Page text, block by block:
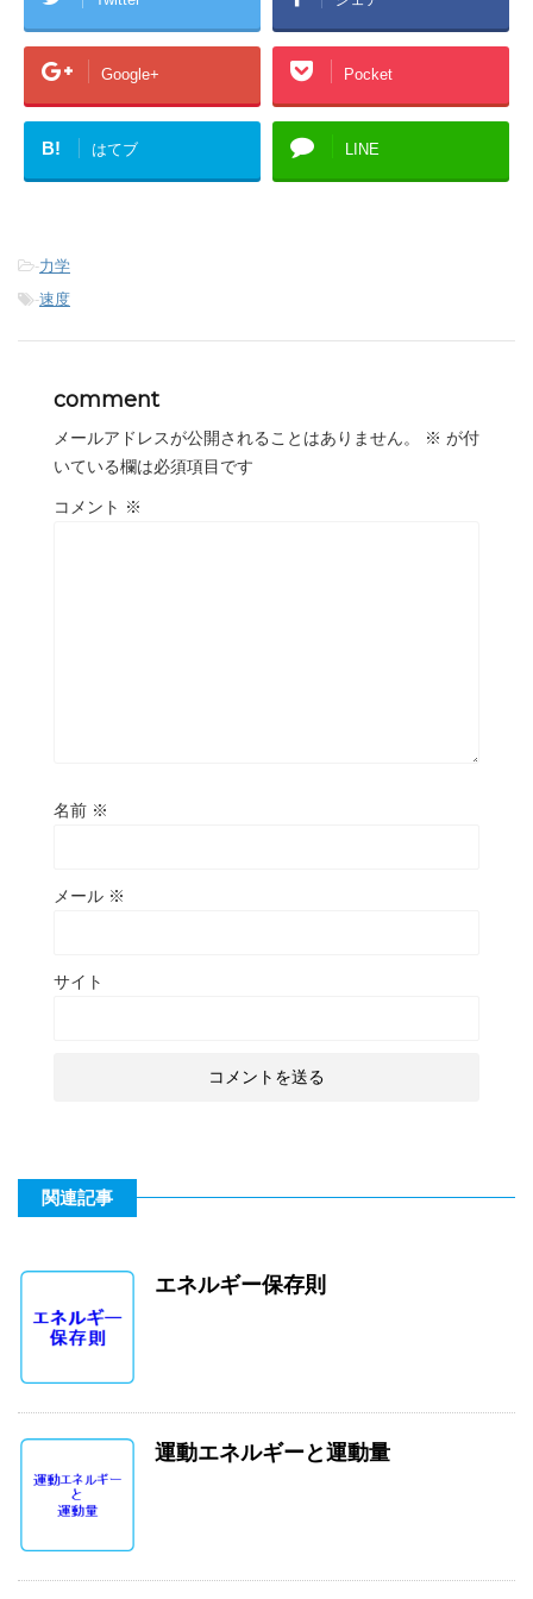
Google+ Pocket
B! はてブ LINE
-力学
-速度
comment
メールアドレスが公開されることはありません。 ※ が付
いている欄は必須項目です
コメント ※
名前 ※
メール ※
サイト
関連記事
エネルギー保存則
運動エネルギーと運動量